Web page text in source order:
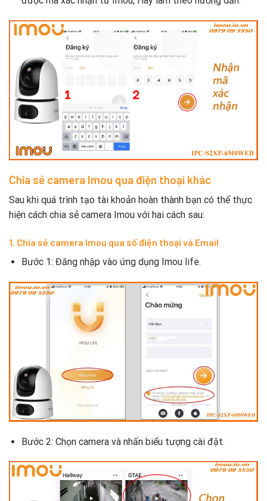
Chia sẻ camera Imou qua điện thoại khác
Sau khi quá trình tạo tài khoản hoàn thành bạn có thể thực
hiện cách chia sẻ camera Imou với hai cách sau:
1. Chia sẻ camera Imou qua số điện thoại và Email
Bước 1: Đăng nhập vào ứng dụng Imou life.
Bước 2: Chọn camera và nhấn biểu tượng cài đặt.